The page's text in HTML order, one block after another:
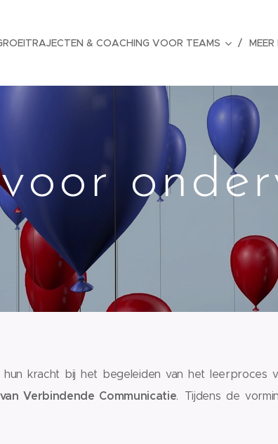
& COACHING VOOR TEAMS
kracht bij het begeleiden van het leerproces
Verbindende Communicatie. Tijdens de